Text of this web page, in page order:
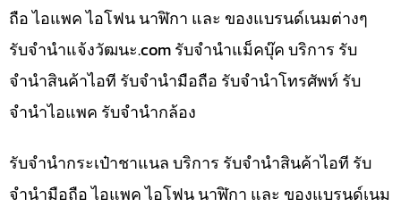
ถือ ไอแพค ไอโฟน นาฬิกา และ ของแบรนด์เนมต่างๆ
รับจํานําแจ้งวัฒนะ.com รับจำนำแม็คบุ๊ค บริการ รับ
จำนำสินค้าไอที รับจำนำมือถือ รับจำนำโทรศัพท์ รับ
จำนำไอแพค รับจำนำกล้อง
รับจำนำกระเป๋าชาแนล บริการ รับจำนำสินค้าไอที รับ
จำนำมือถือ ไอแพค ไอโฟน นาฬิกา และ ของแบรนด์เนม